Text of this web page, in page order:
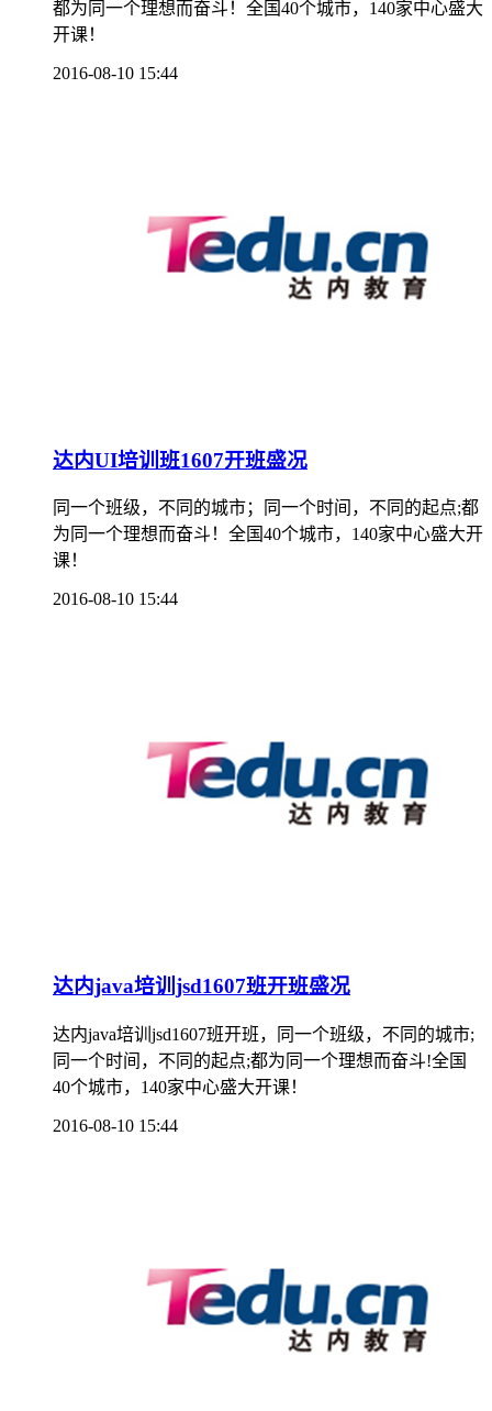
都为同一个理想而奋斗！全国40个城市，140家中心盛大
开课！
2016-08-10 15:44
达内UI培训班1607开班盛况
同一个班级，不同的城市；同一个时间，不同的起点;都
为同一个理想而奋斗！全国40个城市，140家中心盛大开
课！
2016-08-10 15:44
达内java培训jsd1607班开班盛况
达内java培训jsd1607班开班，同一个班级，不同的城市;
同一个时间，不同的起点;都为同一个理想而奋斗!全国
40个城市，140家中心盛大开课！
2016-08-10 15:44